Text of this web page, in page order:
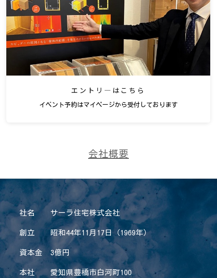
エントリ―はこちら
イベント予約はマイページから受付しております
会社概要
社名 サーラ住宅株式会社
創立 昭和44年11月17日（1969年）
資本金 3億円
本社 愛知県豊橋市白河町100